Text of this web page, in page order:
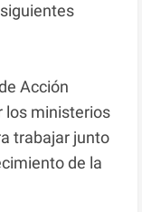
Acción
los ministerios
trabajar junto
de la